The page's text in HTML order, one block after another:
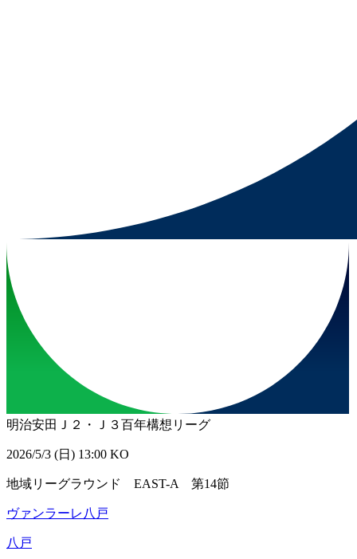
明治安田Ｊ２・Ｊ３百年構想リーグ
2026/5/3 (日) 13:00 KO
地域リーグラウンド EAST-A 第14節
ヴァンラーレ八戸
八戸